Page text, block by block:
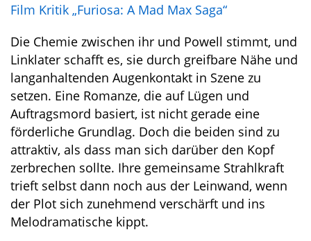
Film Kritik „Furiosa: A Mad Max Saga“
Die Chemie zwischen ihr und Powell stimmt, und
Linklater schafft es, sie durch greifbare Nähe und
langanhaltenden Augenkontakt in Szene zu
setzen. Eine Romanze, die auf Lügen und
Auftragsmord basiert, ist nicht gerade eine
förderliche Grundlag. Doch die beiden sind zu
attraktiv, als dass man sich darüber den Kopf
zerbrechen sollte. Ihre gemeinsame Strahlkraft
trieft selbst dann noch aus der Leinwand, wenn
der Plot sich zunehmend verschärft und ins
Melodramatische kippt.